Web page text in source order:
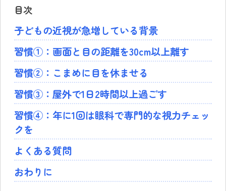
目次
子どもの近視が急増している背景
習慣①：画面と目の距離を30cm以上離す
習慣②：こまめに目を休ませる
習慣③：屋外で1日2時間以上過ごす
習慣④：年に1回は眼科で専門的な視力チェッ
クを
よくある質問
おわりに